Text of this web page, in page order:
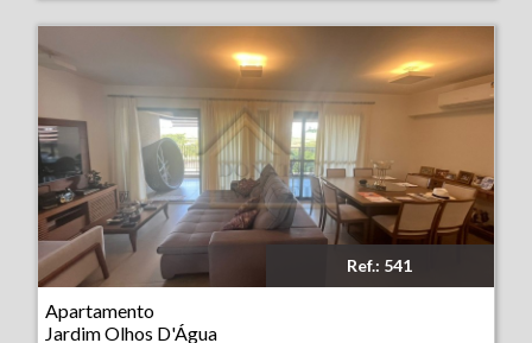
Imóvel: Apartamento - Jardim Olhos D'Água - Ribeirão Preto Ref.: 541
Apartamento
Jardim Olhos D'Água